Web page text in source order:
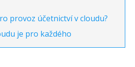
provoz účetnictví v cloudu?
je pro každého